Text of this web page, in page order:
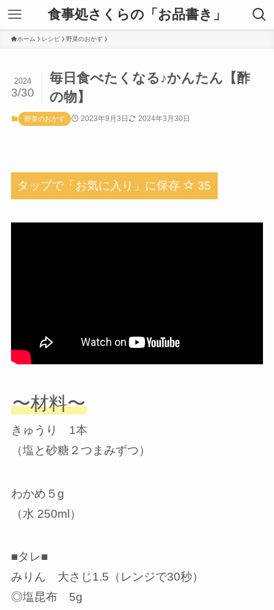
食事処さくらの「お品書き」
ホーム レシピ 野菜のおかず
毎日食べたくなる♪かんたん【酢
の物】
2024
3/30
野菜のおかず 2023年9月3日 2024年3月30日
タップで「お気に入り」に保存 35
〜材料〜
きゅうり 1本
（塩と砂糖２つまみずつ）
わかめ５g
（水 250ml）
■タレ■
みりん 大さじ1.5（レンジで30秒）
◎塩昆布 5g